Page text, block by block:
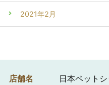
2021年2月
店舗名
日本ペット